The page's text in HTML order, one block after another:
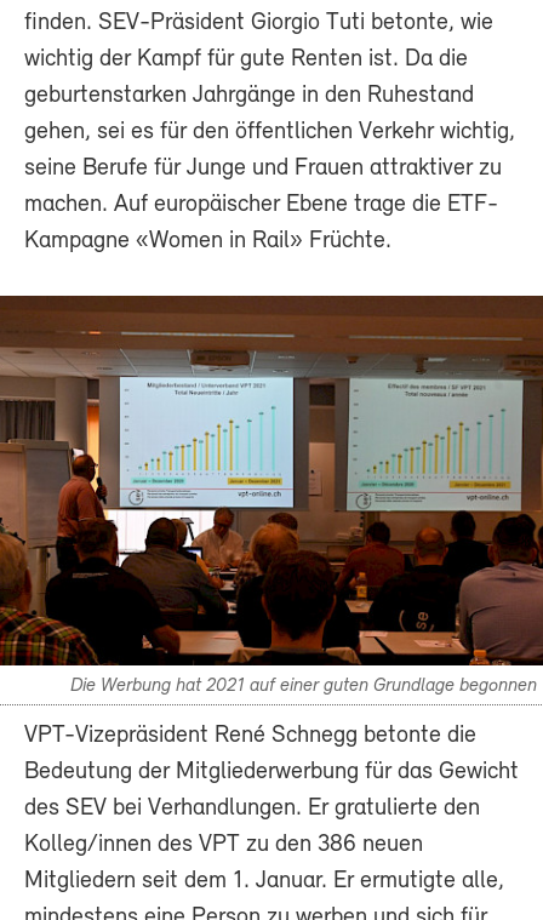
finden. SEV-Präsident Giorgio Tuti betonte, wie
wichtig der Kampf für gute Renten ist. Da die
geburtenstarken Jahrgänge in den Ruhestand
gehen, sei es für den öffentlichen Verkehr wichtig,
seine Berufe für Junge und Frauen attraktiver zu
machen. Auf europäischer Ebene trage die ETF-
Kampagne «Women in Rail» Früchte.
Die Werbung hat 2021 auf einer guten Grundlage begonnen
VPT-Vizepräsident René Schnegg betonte die
Bedeutung der Mitgliederwerbung für das Gewicht
des SEV bei Verhandlungen. Er gratulierte den
Kolleg/innen des VPT zu den 386 neuen
Mitgliedern seit dem 1. Januar. Er ermutigte alle,